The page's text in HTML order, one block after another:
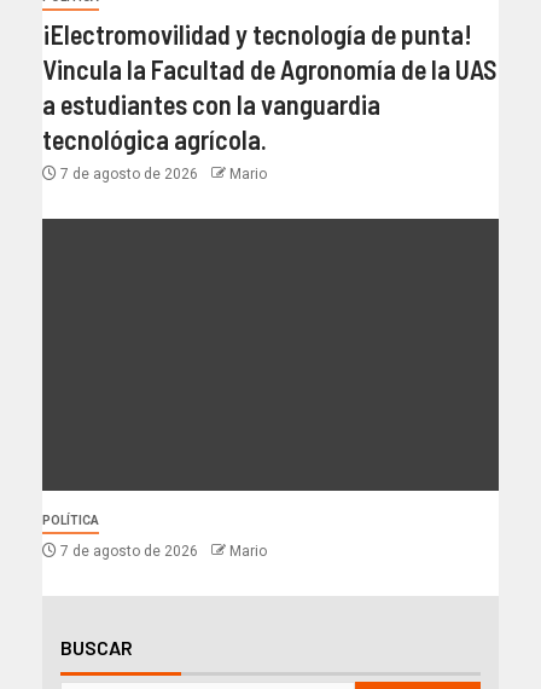
¡Electromovilidad y tecnología de punta!
Vincula la Facultad de Agronomía de la UAS
a estudiantes con la vanguardia
tecnológica agrícola.
7 de agosto de 2026 Mario
POLÍTICA
7 de agosto de 2026 Mario
BUSCAR